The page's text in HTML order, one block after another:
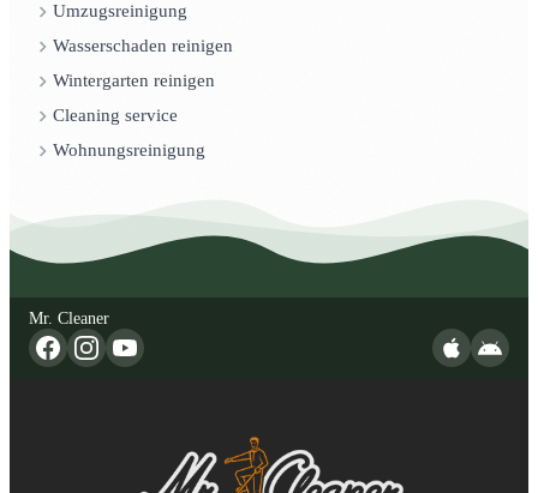
Umzugsreinigung
Wasserschaden reinigen
Wintergarten reinigen
Cleaning service
Wohnungsreinigung
Mr. Cleaner